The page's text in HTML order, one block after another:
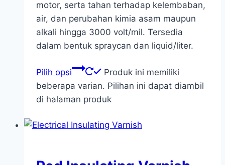
motor, serta tahan terhadap kelembaban,
air, dan perubahan kimia asam maupun
alkali hingga 3000 volt/mil. Tersedia
dalam bentuk spraycan dan liquid/liter.
Pilih opsi
Produk ini memiliki
beberapa varian. Pilihan ini dapat diambil
di halaman produk